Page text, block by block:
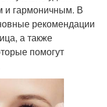
и гармоничным. В
рекомендации
а также
помогут